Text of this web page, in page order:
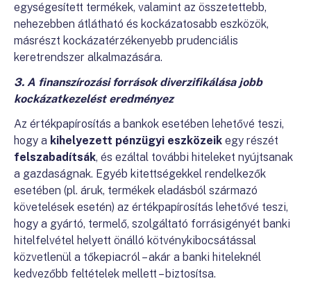
egységesített termékek, valamint az összetettebb,
nehezebben átlátható és kockázatosabb eszközök,
másrészt kockázatérzékenyebb prudenciális
keretrendszer alkalmazására.
3. A finanszírozási források diverzifikálása jobb
kockázatkezelést eredményez
Az értékpapírosítás a bankok esetében lehetővé teszi,
hogy a kihelyezett pénzügyi eszközeik egy részét
felszabadítsák, és ezáltal további hiteleket nyújtsanak
a gazdaságnak. Egyéb kitettségekkel rendelkezők
esetében (pl. áruk, termékek eladásból származó
követelések esetén) az értékpapírosítás lehetővé teszi,
hogy a gyártó, termelő, szolgáltató forrásigényét banki
hitelfelvétel helyett önálló kötvénykibocsátással
közvetlenül a tőkepiacról – akár a banki hiteleknél
kedvezőbb feltételek mellett – biztosítsa.